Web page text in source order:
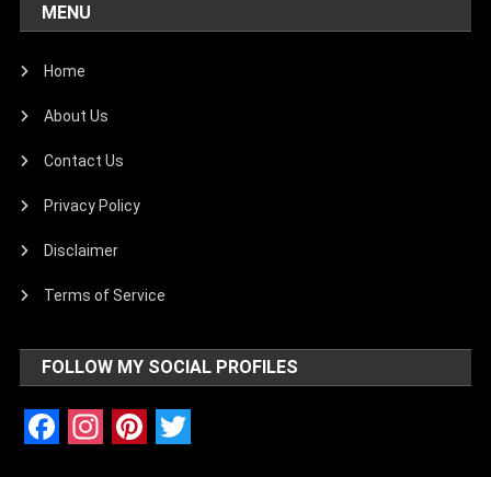
MENU
Home
About Us
Contact Us
Privacy Policy
Disclaimer
Terms of Service
FOLLOW MY SOCIAL PROFILES